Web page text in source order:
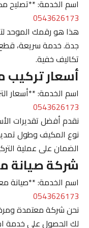
اسم الخدمة: **تصليح
0543626173
هذا هو رقمك الموحد
جدة. خدمة سريعة، قطع
تكاليف خفية.
أسعار
اسم الخدمة: **أسعار
0543626173
نقدم أفضل تقديرات
نوع المكيف وطول
الضمان على عملية
شركة صيانة
اسم الخدمة: **صيانة
0543626173
نحن شركة معتمدة
لك الحصول على خدمة